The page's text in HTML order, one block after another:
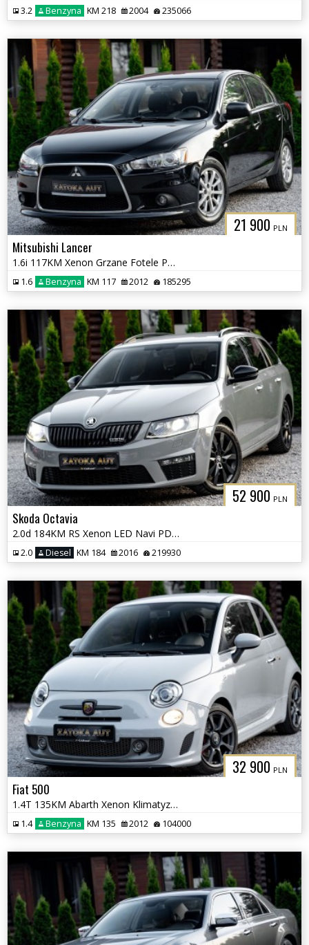
3.2 Benzyna KM 218 2004 235066
21 900 PLN
Mitsubishi Lancer
1.6i 117KM Xenon Grzane Fotele Parktronic Klimatyzacja Tempomat Serwis
1.6 Benzyna KM 117 2012 185295
52 900 PLN
Skoda Octavia
2.0d 184KM RS Xenon LED Navi PDC Grzane Fot. Skóra Tempomat
2.0 Diesel KM 184 2016 219930
32 900 PLN
Fiat 500
1.4T 135KM Abarth Xenon Klimatyzacja Bezwypadkowy Sprowadzony
1.4 Benzyna KM 135 2012 104000